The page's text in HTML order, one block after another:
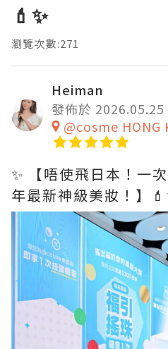
💄✨
瀏覽次數:271
Heiman
發佈於 2026.05.25
@cosme HONG
✨ 【唔使飛日本！一
年最新神級美妝！】